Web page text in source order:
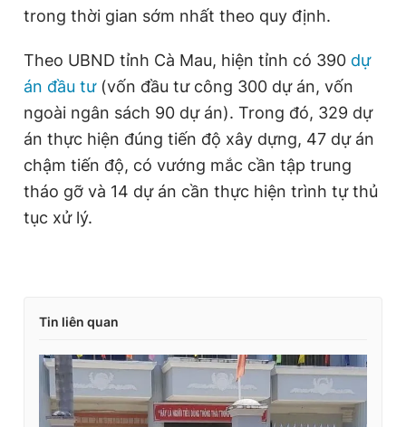
trong thời gian sớm nhất theo quy định.
Theo UBND tỉnh Cà Mau, hiện tỉnh có 390 dự
án đầu tư (vốn đầu tư công 300 dự án, vốn
ngoài ngân sách 90 dự án). Trong đó, 329 dự
án thực hiện đúng tiến độ xây dựng, 47 dự án
chậm tiến độ, có vướng mắc cần tập trung
tháo gỡ và 14 dự án cần thực hiện trình tự thủ
tục xử lý.
Tin liên quan